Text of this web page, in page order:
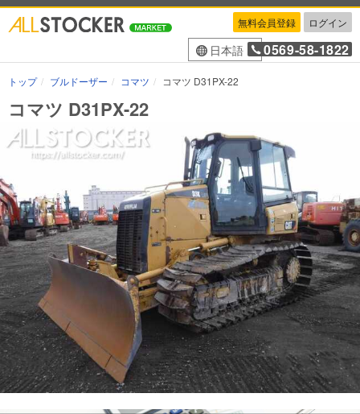
無料会員登録 ログイン
日本語 0569-58-1822
トップ ブルドーザー コマツ コマツ D31PX-22
コマツ D31PX-22